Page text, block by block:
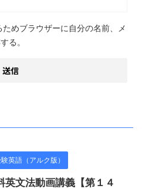
めブラウザーに自分の名前、メ
る。
英語（アルク版）
英文法動画講義【第１４